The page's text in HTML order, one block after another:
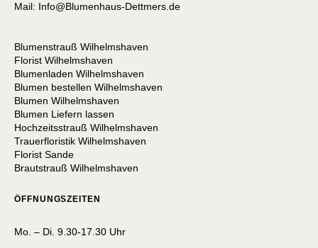
Mail: Info@Blumenhaus-Dettmers.de
Blumenstrauß Wilhelmshaven
Florist Wilhelmshaven
Blumenladen Wilhelmshaven
Blumen bestellen Wilhelmshaven
Blumen Wilhelmshaven
Blumen Liefern lassen
Hochzeitsstrauß Wilhelmshaven
Trauerfloristik Wilhelmshaven
Florist Sande
Brautstrauß Wilhelmshaven
ÖFFNUNGSZEITEN
Mo. – Di. 9.30-17.30 Uhr